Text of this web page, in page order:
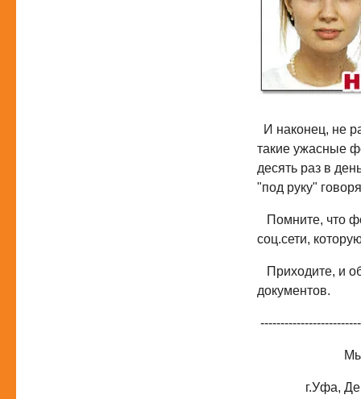
И наконец, не
такие ужасные
десять раз в
"под руку"
Помните, что
соц.сети,
Приходите, и
документов.
Мы
г.Уфа,